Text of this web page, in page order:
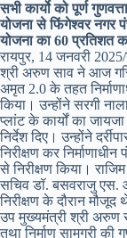
सभी कार्यो को पूर्ण
योजना से फिंगेश्वर नगर
योजना का 60 प्रतिशत
रायपुर, 14 जनवरी
श्री अरुण साव ने आज
अमृत 2.0 के तहत
किया। उन्होंने सरगी
प्लांट के कार्यों का
निर्देश दिए। उन्होंने
निरीक्षण कर
से निरीक्षण किया।
सचिव डॉ. बसवराजु एस.
निरीक्षण के दौरान मौजूद
उप मुख्यमंत्री श्री अरुण
तथा निर्माण सामग्री की